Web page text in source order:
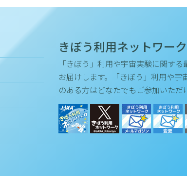
きぼう利用ネットワーク
「きぼう」利用や宇宙実験に関する
お届けします。「きぼう」利用や宇
のある方はどなたでもご参加いただ